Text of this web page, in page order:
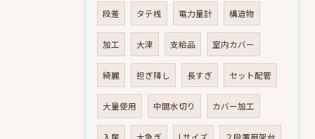
段差 タテ桟 電力量計 構造物
加工 大津 支給品 室内カバー
綺麗 担ぎ降し 長すぎ セット配管
大量使用 中間水切り カバー加工